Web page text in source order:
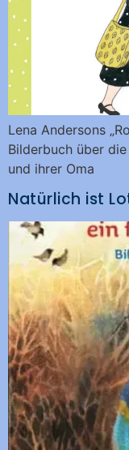
Lena Andersons
Bilderbuch über
und ihrer Oma
Natürlich ist